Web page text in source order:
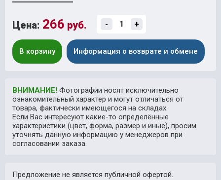
Цена: 266 руб. - +
В корзину Информация о возврате и обмене
ВНИМАНИЕ! Фотографии носят исключительно
ознакомительный характер и могут отличаться от
товара, фактически имеющегося на складах.
Если Вас интересуют какие-то определённые
характеристики (цвет, форма, размер и иные), просим
уточнять данную информацию у менеджеров при
согласовании заказа.
Предложение не является публичной офертой.